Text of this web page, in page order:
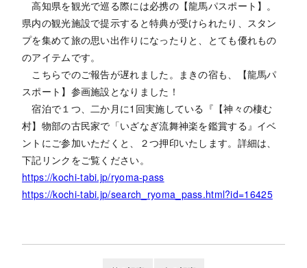
高知県を観光で巡る際には必携の【龍馬パスポート】。
県内の観光施設で提示すると特典が受けられたり、スタン
プを集めて旅の思い出作りになったりと、とても優れもの
のアイテムです。
こちらでのご報告が遅れました。まきの宿も、【龍馬パ
スポート】参画施設となりました！
宿泊で１つ、二か月に1回実施している『【神々の棲む
村】物部の古民家で「いざなぎ流舞神楽を鑑賞する』イベ
ントにご参加いただくと、２つ押印いたします。詳細は、
下記リンクをご覧ください。
https://kochi-tabi.jp/ryoma-pass
https://kochi-tabi.jp/search_ryoma_pass.html?id=16425